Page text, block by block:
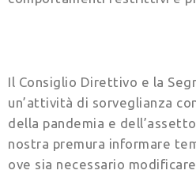
Il Consiglio Direttivo e la
un’attività di sorveglianza
della pandemia e
nostra premura informare
ove sia necessario